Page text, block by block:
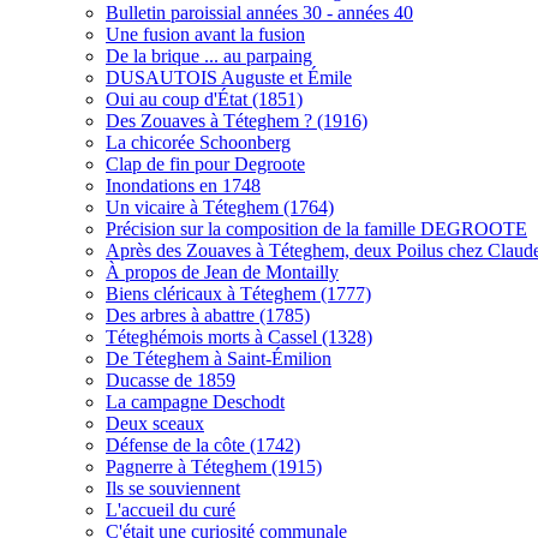
Bulletin paroissial années 30 - années 40
Une fusion avant la fusion
De la brique ... au parpaing
DUSAUTOIS Auguste et Émile
Oui au coup d'État (1851)
Des Zouaves à Téteghem ? (1916)
La chicorée Schoonberg
Clap de fin pour Degroote
Inondations en 1748
Un vicaire à Téteghem (1764)
Précision sur la composition de la famille DEGROOTE
Après des Zouaves à Téteghem, deux Poilus chez
À propos de Jean de Montailly
Biens cléricaux à Téteghem (1777)
Des arbres à abattre (1785)
Téteghémois morts à Cassel (1328)
De Téteghem à Saint-Émilion
Ducasse de 1859
La campagne Deschodt
Deux sceaux
Défense de la côte (1742)
Pagnerre à Téteghem (1915)
Ils se souviennent
L'accueil du curé
C'était une curiosité communale